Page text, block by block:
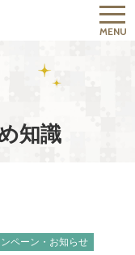
MENU
知識
ペーン・お知らせ